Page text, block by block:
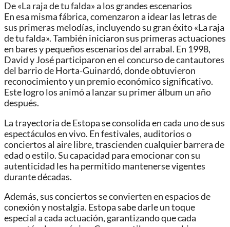
De «La raja de tu falda» a los grandes escenarios
En esa misma fábrica, comenzaron a idear las letras de
sus primeras melodías, incluyendo su gran éxito «La raja
de tu falda». También iniciaron sus primeras actuaciones
en bares y pequeños escenarios del arrabal. En 1998,
David y José participaron en el concurso de cantautores
del barrio de Horta-Guinardó, donde obtuvieron
reconocimiento y un premio económico significativo.
Este logro los animó a lanzar su primer álbum un año
después.
La trayectoria de Estopa se consolida en cada uno de sus
espectáculos en vivo. En festivales, auditorios o
conciertos al aire libre, trascienden cualquier barrera de
edad o estilo. Su capacidad para emocionar con su
autenticidad les ha permitido mantenerse vigentes
durante décadas.
Además, sus conciertos se convierten en espacios de
conexión y nostalgia. Estopa sabe darle un toque
especial a cada actuación, garantizando que cada